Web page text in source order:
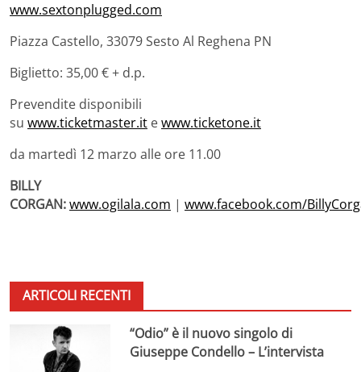
www.sextonplugged.com
Piazza Castello, 33079 Sesto Al Reghena PN
Biglietto: 35,00 € + d.p.
Prevendite disponibili
su www.ticketmaster.it ewww.ticketone.it
da martedì 12 marzo alle ore 11.00
BILLY
CORGAN:www.ogilala.com | www.facebook.com/
ARTICOLI RECENTI
“Odio” è il nuovo singolo di
Giuseppe Condello – L’intervista